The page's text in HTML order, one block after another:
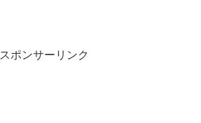
スポンサーリンク